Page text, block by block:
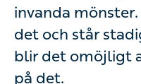
invanda
det och står
blir det omöjligt
på det.